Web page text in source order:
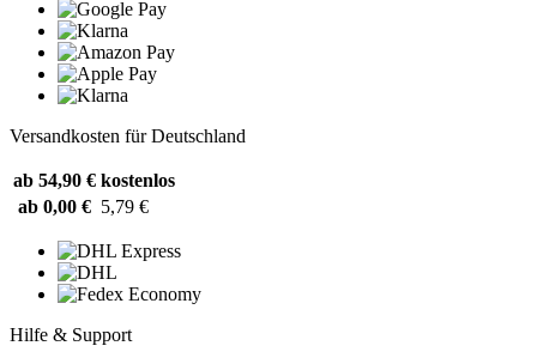
Versandkosten für Deutschland
ab 54,90 € kostenlos
ab 0,00 € 5,79 €
Hilfe & Support